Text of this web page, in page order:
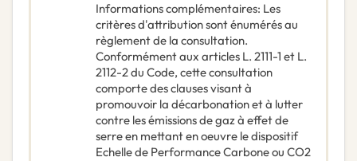
Informations complémentaires: Les
critères d'attribution sont énumérés au
règlement de la consultation.
Conformément aux articles L. 2111-1 et L.
2112-2 du Code, cette consultation
comporte des clauses visant à
promouvoir la décarbonation et à lutter
contre les émissions de gaz à effet de
serre en mettant en oeuvre le dispositif
Echelle de Performance Carbone ou CO2